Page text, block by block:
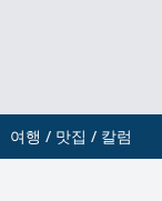
여행 / 맛집 / 칼럼